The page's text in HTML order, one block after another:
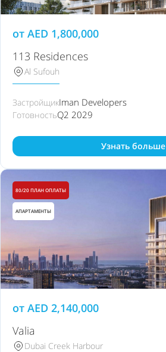
от AED 1,800,000
113 Residences
Al Sufouh
ЗастройщикIman Developers
ГотовностьQ2 2029
Узнать больше
80/20 ПЛАН ОПЛАТЫ
АПАРТАМЕНТЫ
от AED 2,140,000
Valia
Dubai Creek Harbour